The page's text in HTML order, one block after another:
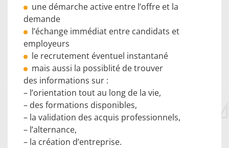
une démarche active entre l’offre et la
demande
l’échange immédiat entre candidats et
employeurs
le recrutement éventuel instantané
mais aussi la possiblité de trouver
des informations sur :
– l’orientation tout au long de la vie,
– des formations disponibles,
– la validation des acquis professionnels,
– l’alternance,
– la création d’entreprise.